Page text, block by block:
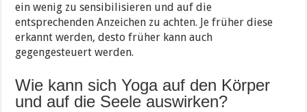
ein wenig zu sensibilisieren und auf die
entsprechenden Anzeichen zu achten. Je früher diese
erkannt werden, desto früher kann auch
gegengesteuert werden.
Wie kann sich Yoga auf den Körper
und auf die Seele auswirken?